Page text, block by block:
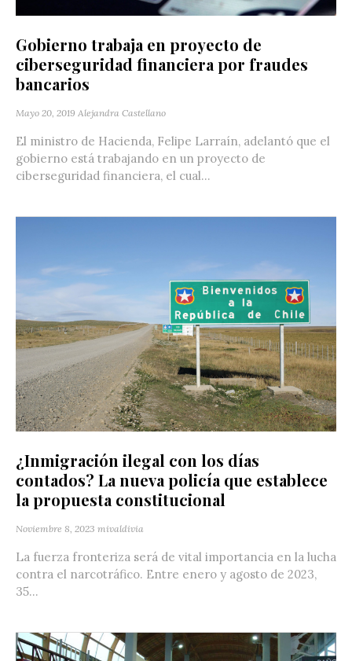
Gobierno trabaja en proyecto de
ciberseguridad financiera por fraudes
bancarios
Mayo 20, 2019 Alejandra Castellano
El ministro de Hacienda, Felipe Larraín, adelantó que el
gobierno está trabajando en un proyecto de
ciberseguridad financiera, el cual...
¿Inmigración ilegal con los días
contados? La nueva policía que establece
la propuesta constitucional
Noviembre 8, 2023 mivaldivia
La fuerza fronteriza será de vital importancia en la lucha
contra el narcotráfico. Entre enero y agosto de 2023,
35...